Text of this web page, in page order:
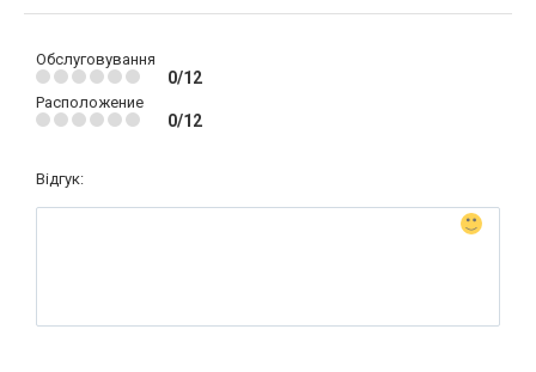
Обслуговування
0/12
Расположение
0/12
Відгук: